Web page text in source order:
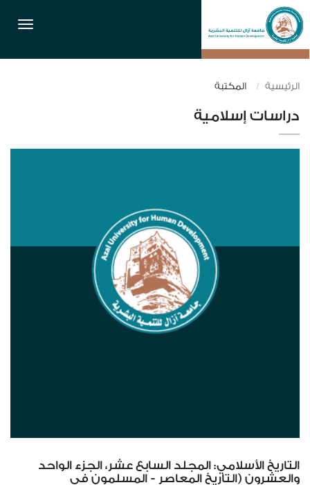
الرئيسية المكتبة
دراسات إسلامية
التاريخ الأسلامي: المجلد السابع عشر، الجزء الواحد
والعشرون (التاريخ المعاصر - المسلمون في